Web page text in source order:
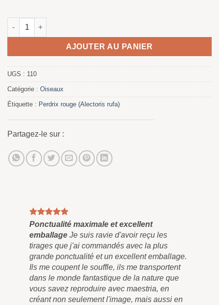
quantité de Perdrix rouge
AJOUTER AU PANIER
UGS : 110
Catégorie : Oiseaux
Étiquette : Perdrix rouge (Alectoris rufa)
Partagez-le sur :
Ponctualité maximale et excellent
emballage Je suis ravie d'avoir reçu les
tirages que j'ai commandés avec la plus
grande ponctualité et un excellent emballage.
Ils me coupent le souffle, ils me transportent
dans le monde fantastique de la nature que
vous savez reproduire avec maestria, en
créant non seulement l'image, mais aussi en